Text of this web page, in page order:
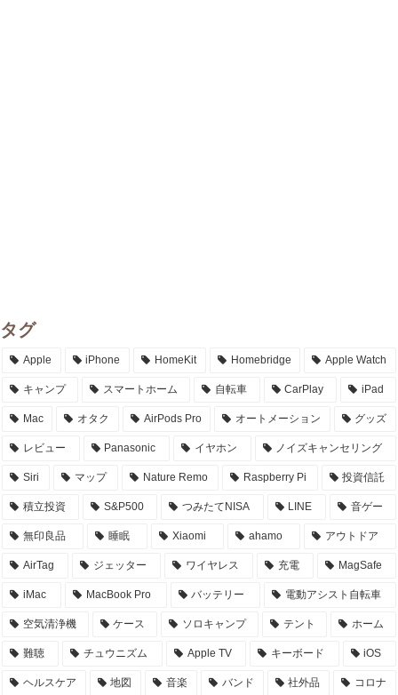
タグ
Apple iPhone HomeKit Homebridge Apple Watch
キャンプ スマートホーム 自転車 CarPlay iPad
Mac オタク AirPods Pro オートメーション グッズ
レビュー Panasonic イヤホン ノイズキャンセリング
Siri マップ Nature Remo Raspberry Pi 投資信託
積立投資 S&P500 つみたてNISA LINE 音ゲー
無印良品 睡眠 Xiaomi ahamo アウトドア
AirTag ジェッター ワイヤレス 充電 MagSafe
iMac MacBook Pro バッテリー 電動アシスト自転車
空気清浄機 ケース ソロキャンプ テント ホーム
難聴 チュウニズム Apple TV キーボード iOS
ヘルスケア 地図 音楽 バンド 社外品 コロナ